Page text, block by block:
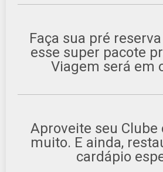
Faça sua pré
esse super pacote
Viagem será em
Aproveite seu Clube
muito. E ainda,
cardápio